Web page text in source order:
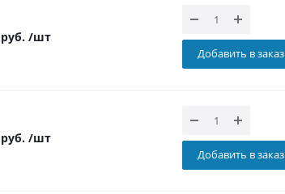
руб. /шт
Добавить в заказ
руб. /шт
Добавить в заказ